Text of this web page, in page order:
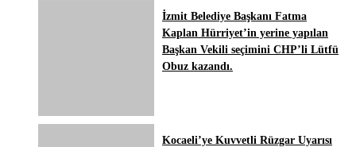
İzmit Belediye Başkanı Fatma
Kaplan Hürriyet’in yerine yapılan
Başkan Vekili seçimini CHP’li Lütfü
Obuz kazandı.
Kocaeli’ye Kuvvetli Rüzgar Uyarısı